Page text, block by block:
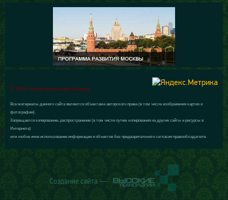
© 2015 Галерея Александра Шилова
Все материалы данного сайта являются объектами авторского права (в том числе изображения картин и
фотографии).
Запрещается копирование, распространение (в том числе путем копирования на другие сайты и ресурсы в
Интернете)
или любое иное использование информации и объектов без предварительного согласия правообладателя.
Создание сайта —